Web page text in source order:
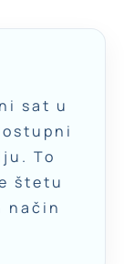
sat u
To
štetu
način